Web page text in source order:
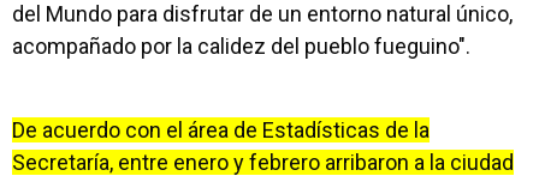
del Mundo para disfrutar de un entorno natural único,
acompañado por la calidez del pueblo fueguino".
De acuerdo con el área de Estadísticas de la
Secretaría, entre enero y febrero arribaron a la ciudad